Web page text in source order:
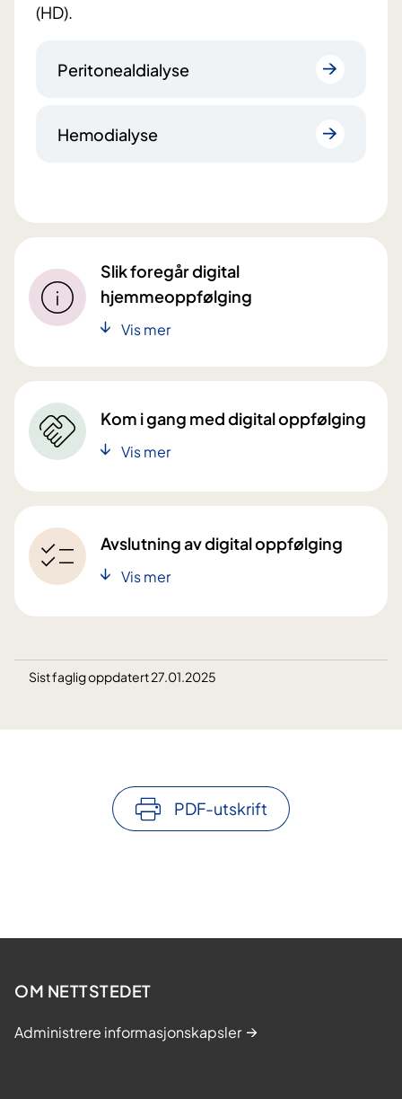
(HD).
Peritonealdialyse
Hemodialyse
​​​Slik foregår digital
hjemmeoppfølging
Vis mer
Kom i gang med digital oppfølging
Vis mer
Avslutning av digital oppfølging
Vis mer
Sist faglig oppdatert 27.01.2025
PDF-utskrift
OM NETTSTEDET
Administrere informasjonskapsler